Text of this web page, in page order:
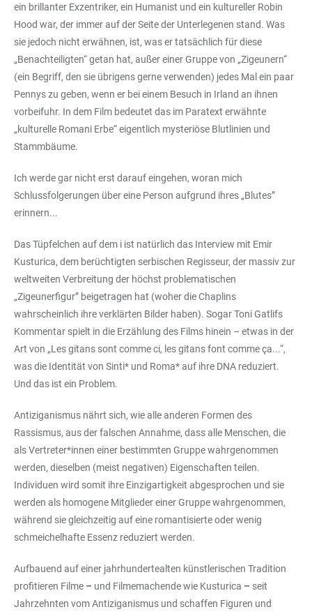
ein brillanter Exzentriker, ein Humanist und ein kultureller Robin
Hood war, der immer auf der Seite der Unterlegenen stand. Was
sie jedoch nicht erwähnen, ist, was er tatsächlich für diese
„Benachteiligten“ getan hat, außer einer Gruppe von „Zigeunern“
(ein Begriff, den sie übrigens gerne verwenden) jedes Mal ein paar
Pennys zu geben, wenn er bei einem Besuch in Irland an ihnen
vorbeifuhr. In dem Film bedeutet das im Paratext erwähnte
„kulturelle Romani Erbe“ eigentlich mysteriöse Blutlinien und
Stammbäume.
Ich werde gar nicht erst darauf eingehen, woran mich
Schlussfolgerungen über eine Person aufgrund ihres „Blutes”
erinnern...
Das Tüpfelchen auf dem i ist natürlich das Interview mit Emir
Kusturica, dem berüchtigten serbischen Regisseur, der massiv zur
weltweiten Verbreitung der höchst problematischen
„Zigeunerfigur” beigetragen hat (woher die Chaplins
wahrscheinlich ihre verklärten Bilder haben). Sogar Toni Gatlifs
Kommentar spielt in die Erzählung des Films hinein – etwas in der
Art von „Les gitans sont comme ci, les gitans font comme ça...“,
was die Identität von Sinti* und Roma* auf ihre DNA reduziert.
Und das ist ein Problem.
Antiziganismus nährt sich, wie alle anderen Formen des
Rassismus, aus der falschen Annahme, dass alle Menschen, die
als Vertreter*innen einer bestimmten Gruppe wahrgenommen
werden, dieselben (meist negativen) Eigenschaften teilen.
Individuen wird somit ihre Einzigartigkeit abgesprochen und sie
werden als homogene Mitglieder einer Gruppe wahrgenommen,
während sie gleichzeitig auf eine romantisierte oder wenig
schmeichelhafte Essenz reduziert werden.
Aufbauend auf einer jahrhundertealten künstlerischen Tradition
profitieren Filme – und Filmemachende wie Kusturica – seit
Jahrzehnten vom Antiziganismus und schaffen Figuren und